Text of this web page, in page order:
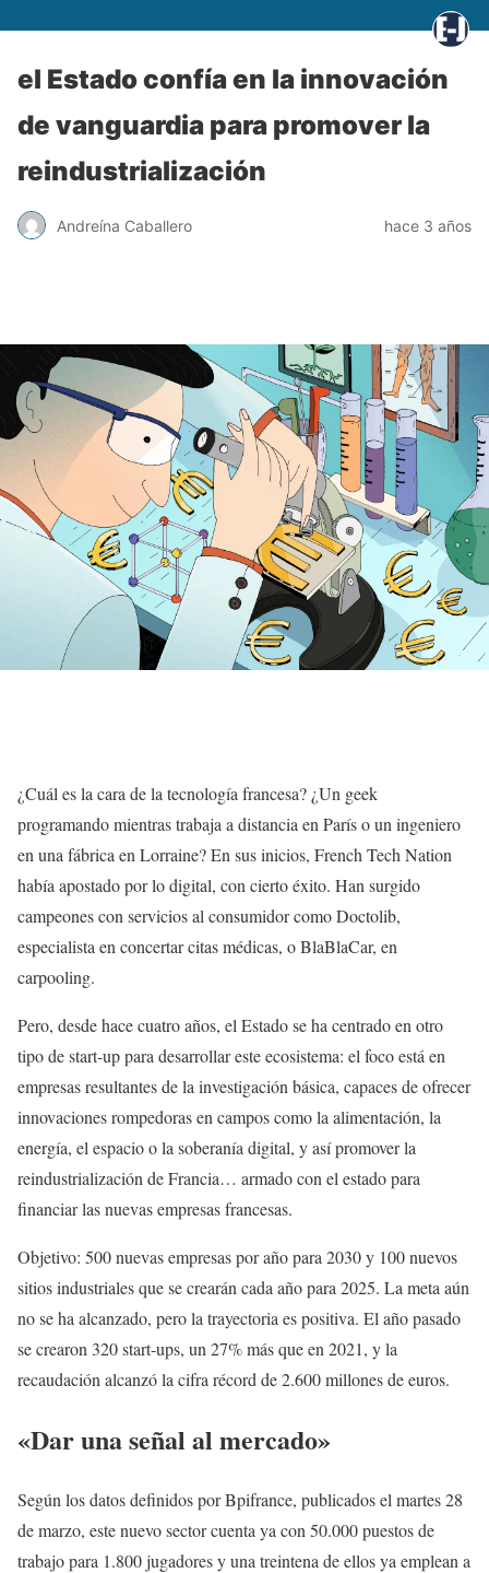
el Estado confía en la innovación
de vanguardia para promover la
reindustrialización
Andreína Caballero hace 3 años
¿Cuál es la cara de la tecnología francesa? ¿Un geek
programando mientras trabaja a distancia en París o un ingeniero
en una fábrica en Lorraine? En sus inicios, French Tech Nation
había apostado por lo digital, con cierto éxito. Han surgido
campeones con servicios al consumidor como Doctolib,
especialista en concertar citas médicas, o BlaBlaCar, en
carpooling.
Pero, desde hace cuatro años, el Estado se ha centrado en otro
tipo de start-up para desarrollar este ecosistema: el foco está en
empresas resultantes de la investigación básica, capaces de ofrecer
innovaciones rompedoras en campos como la alimentación, la
energía, el espacio o la soberanía digital, y así promover la
reindustrialización de Francia… armado con el estado para
financiar las nuevas empresas francesas.
Objetivo: 500 nuevas empresas por año para 2030 y 100 nuevos
sitios industriales que se crearán cada año para 2025. La meta aún
no se ha alcanzado, pero la trayectoria es positiva. El año pasado
se crearon 320 start-ups, un 27% más que en 2021, y la
recaudación alcanzó la cifra récord de 2.600 millones de euros.
«Dar una señal al mercado»
Según los datos definidos por Bpifrance, publicados el martes 28
de marzo, este nuevo sector cuenta ya con 50.000 puestos de
trabajo para 1.800 jugadores y una treintena de ellos ya emplean a